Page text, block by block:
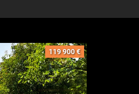
119 900 €